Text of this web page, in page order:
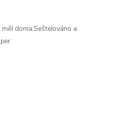
doma.Seštelováno a